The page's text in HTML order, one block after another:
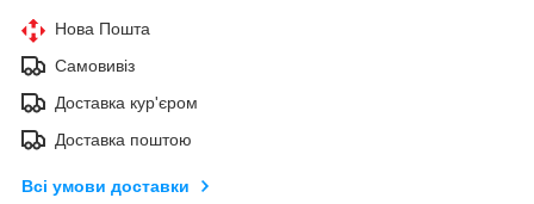
Нова Пошта
Самовивіз
Доставка кур'єром
Доставка поштою
Всі умови доставки